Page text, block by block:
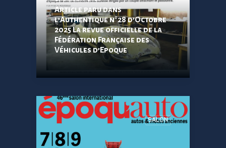
Article paru dans
l’Authentique n°28 d’Octobre
2025 La revue officielle de la
Fédération Française des
Véhicules d’Epoque
SALON